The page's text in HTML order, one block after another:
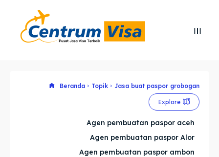
Explore our destinations
Explore our destinations
Beranda Topik Jasa buat paspor grobogan
Explore
Agen pembuatan paspor aceh
Agen pembuatan paspor Alor
Agen pembuatan paspor ambon